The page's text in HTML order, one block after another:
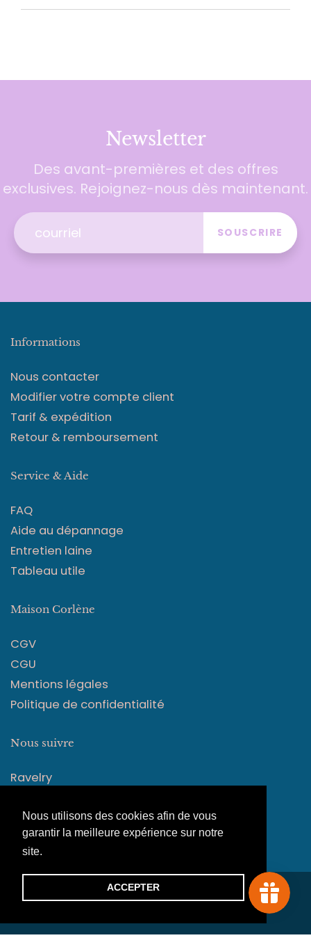
Nous utilisons des cookies afin de vous
garantir la meilleure expérience sur notre
site.
ACCEPTER
Newsletter
Des avant-premières et des offres
exclusives. Rejoignez-nous dès maintenant.
SOUSCRIRE
Informations
Nous contacter
Modifier votre compte client
Tarif & expédition
Retour & remboursement
Service & Aide
FAQ
Aide au dépannage
Entretien laine
Tableau utile
Maison Corlène
CGV
CGU
Mentions légales
Politique de confidentialité
Nous suivre
Ravelry
Facebook
maison Corlène|Tout droits réservés. Site